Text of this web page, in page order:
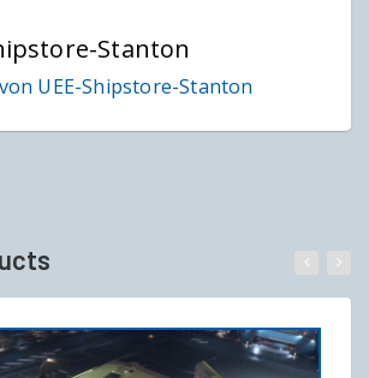
Stanton
UEE-Shipstore-Stanton